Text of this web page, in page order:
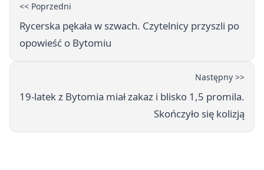
<< Poprzedni
Rycerska pękała w szwach. Czytelnicy przyszli po
opowieść o Bytomiu
Następny >>
19-latek z Bytomia miał zakaz i blisko 1,5 promila.
Skończyło się kolizją